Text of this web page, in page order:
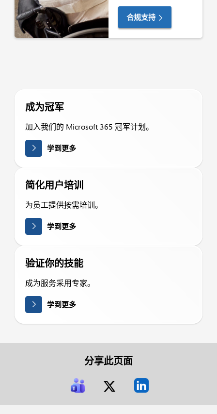
合规支持
成为冠军
加入我们的 Microsoft 365 冠军计划。
学到更多
简化用户培训
为员工提供按需培训。
学到更多
验证你的技能
成为服务采用专家。
学到更多
分享此页面